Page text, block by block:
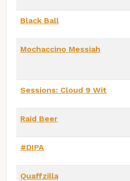
Black Ball
Mochaccino Messiah
Sessions: Cloud 9 Wit
Raid Beer
#DIPA
Quaffzilla